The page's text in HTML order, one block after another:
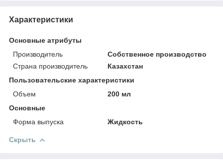
Характеристики
Основные атрибуты
Производитель
Собственное производство
Страна производитель
Казахстан
Пользовательские характеристики
Объем
200 мл
Основные
Форма выпуска
Жидкость
Скрыть